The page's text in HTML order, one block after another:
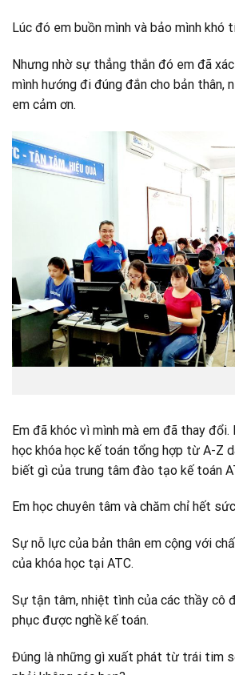
Lúc đó em buồn mình và bảo mình khó
Nhưng nhờ sự thẳng thắn đó em đã
mình hướng đi đúng đắn cho bản thân,
em cảm ơn.
Em đã khóc vì mình mà em đã thay
học khóa học kế toán tổng hợp từ A-Z
biết gì của trung tâm đào tạo kế toán
Em học chuyên tâm và chăm chỉ hết
Sự nỗ lực của bản thân em cộng với
của khóa học tại ATC.
Sự tận tâm, nhiệt tình của các thầy cô
phục được nghề kế toán.
Đúng là những gì xuất phát từ trái tim